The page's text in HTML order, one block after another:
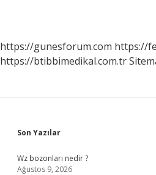
https://gunesforum.com https://
https://btibbimedikal.com.tr
Sidebar
Son Yazılar
Wz bozonları nedir ?
Ağustos 9, 2026